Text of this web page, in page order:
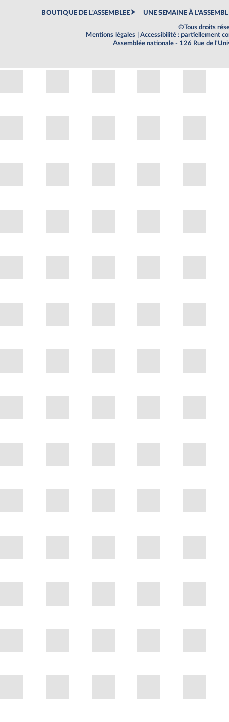
BOUTIQUE DE L'ASSEMBLEE UNE SEMAINE À
©Tous droits
Mentions légales
Accessibilité : partiellement
Assemblée nationale - 126 Rue de